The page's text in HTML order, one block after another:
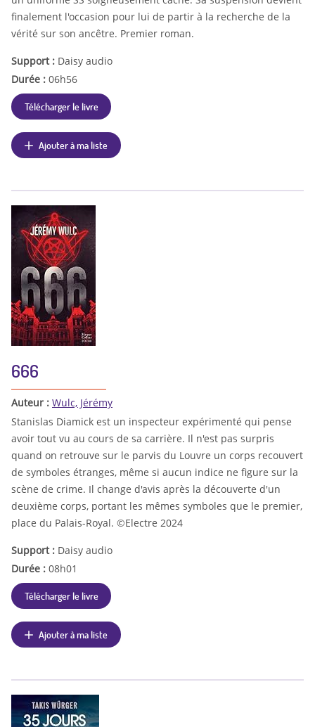
finalement l'occasion pour lui de partir à la recherche de la
vérité sur son ancêtre. Premier roman.
Support : Daisy audio
Durée : 06h56
Télécharger le livre
Ajouter à ma liste
666
Auteur : Wulc, Jérémy
Stanislas Diamick est un inspecteur expérimenté qui pense
avoir tout vu au cours de sa carrière. Il n'est pas surpris
quand on retrouve sur le parvis du Louvre un corps recouvert
de symboles étranges, même si aucun indice ne figure sur la
scène de crime. Il change d'avis après la découverte d'un
deuxième corps, portant les mêmes symboles que le premier,
place du Palais-Royal. ©Electre 2024
Support : Daisy audio
Durée : 08h01
Télécharger le livre
Ajouter à ma liste